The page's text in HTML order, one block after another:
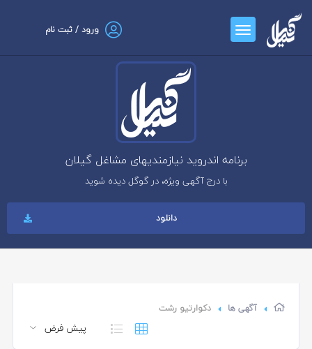
ورود / ثبت نام
برنامه اندروید نیازمندیهای مشاغل گیلان
با درج آگهی ویژه، در گوگل دیده شوید
دانلود
آگهی ها دکوارتیو رشت